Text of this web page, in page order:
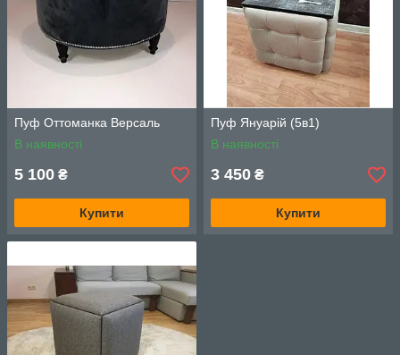
Пуф Оттоманка Версаль
В наявності
5 100 ₴
Купити
Пуф Януарій (5в1)
В наявності
3 450 ₴
Купити